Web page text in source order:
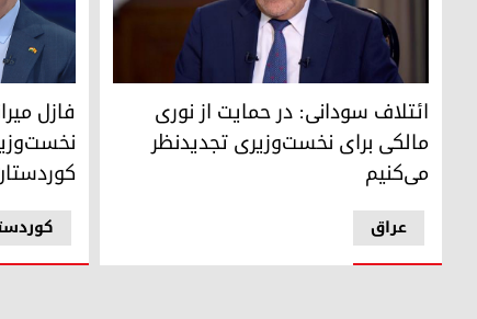
نوری مالکی کاندید چارچوب هماهنگی شیعه برای پست
عراق
ائتلاف سودانی: در حمایت از نوری
مالکی برای نخست‌وزیری تجدیدنظر
می‌کنیم
فازل
فازل